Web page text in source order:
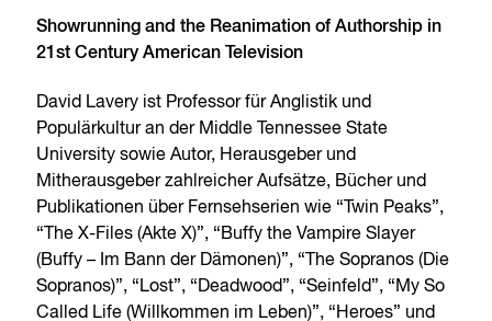
Showrunning and the Reanimation of Authorship in
21st Century American Television
David Lavery ist Professor für Anglistik und
Populärkultur an der Middle Tennessee State
University sowie Autor, Herausgeber und
Mitherausgeber zahlreicher Aufsätze, Bücher und
Publikationen über Fernsehserien wie “Twin Peaks”,
“The X-Files (Akte X)”, “Buffy the Vampire Slayer
(Buffy – Im Bann der Dämonen)”, “The Sopranos (Die
Sopranos)”, “Lost”, “Deadwood”, “Seinfeld”, “My So
Called Life (Willkommen im Leben)”, “Heroes” und